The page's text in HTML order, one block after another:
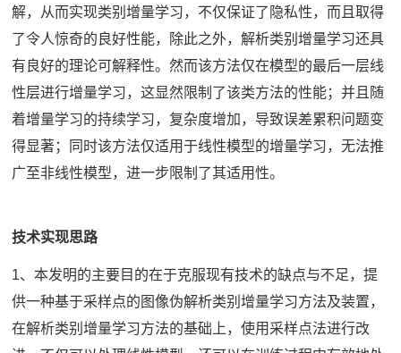
解，从而实现类别增量学习，不仅保证了隐私性，而且取得
了令人惊奇的良好性能，除此之外，解析类别增量学习还具
有良好的理论可解释性。然而该方法仅在模型的最后一层线
性层进行增量学习，这显然限制了该类方法的性能；并且随
着增量学习的持续学习，复杂度增加，导致误差累积问题变
得显著；同时该方法仅适用于线性模型的增量学习，无法推
广至非线性模型，进一步限制了其适用性。
技术实现思路
1、本发明的主要目的在于克服现有技术的缺点与不足，提
供一种基于采样点的图像伪解析类别增量学习方法及装置，
在解析类别增量学习方法的基础上，使用采样点法进行改